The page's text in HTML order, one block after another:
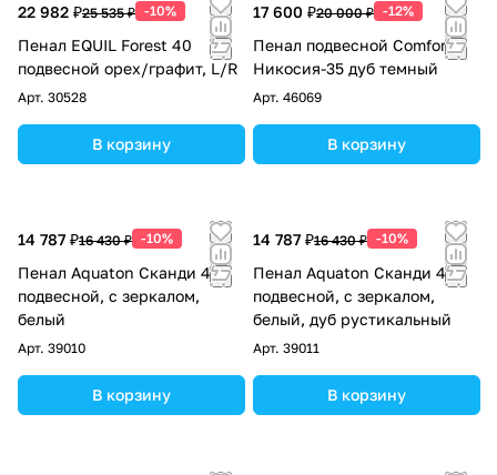
22 982 ₽25 535 ₽ -10%
Пенал EQUIL Forest 40
подвесной орех/графит, L/R
Арт. 30528
В корзину
17 600 ₽20 000 ₽ -12%
Пенал подвесной Comforty
Никосия-35 дуб темный
Арт. 46069
В корзину
14 787 ₽16 430 ₽ -10%
Пенал Aquaton Сканди 40
подвесной, с зеркалом,
белый
Арт. 39010
В корзину
14 787 ₽16 430 ₽ -10%
Пенал Aquaton Сканди 40
подвесной, с зеркалом,
белый, дуб рустикальный
Арт. 39011
В корзину